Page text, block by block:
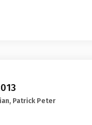
Patrick Peter